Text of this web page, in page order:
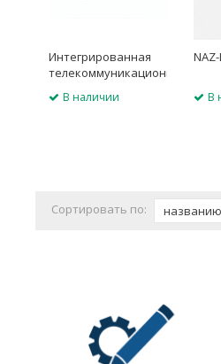
Интегрированная
телекоммуникационная
AZMFP48100TH
В наличии В
Сортировать по: названию